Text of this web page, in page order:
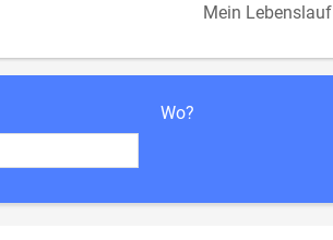
Mein Lebenslauf
Wo?